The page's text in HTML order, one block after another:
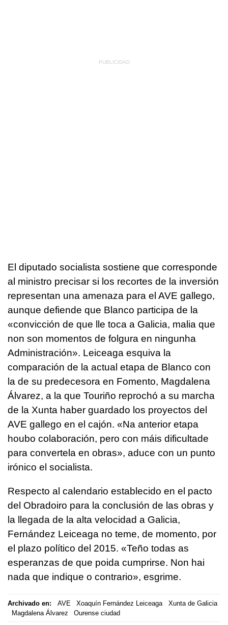
El diputado socialista sostiene que corresponde
al ministro precisar si los recortes de la inversión
representan una amenaza para el AVE gallego,
aunque defiende que Blanco participa de la
«convicción de que lle toca a Galicia, malia que
non son momentos de folgura en ningunha
Administración». Leiceaga esquiva la
comparación de la actual etapa de Blanco con
la de su predecesora en Fomento, Magdalena
Álvarez, a la que Touriño reprochó a su marcha
de la Xunta haber guardado los proyectos del
AVE gallego en el cajón. «Na anterior etapa
houbo colaboración, pero con máis dificultade
para convertela en obras», aduce con un punto
irónico el socialista.
Respecto al calendario establecido en el pacto
del Obradoiro para la conclusión de las obras y
la llegada de la alta velocidad a Galicia,
Fernández Leiceaga no teme, de momento, por
el plazo político del 2015. «Teño todas as
esperanzas de que poida cumprirse. Non hai
nada que indique o contrario», esgrime.
Archivado en: AVE Xoaquín Fernández Leiceaga
Xunta de Galicia
Magdalena Álvarez
Ourense ciudad